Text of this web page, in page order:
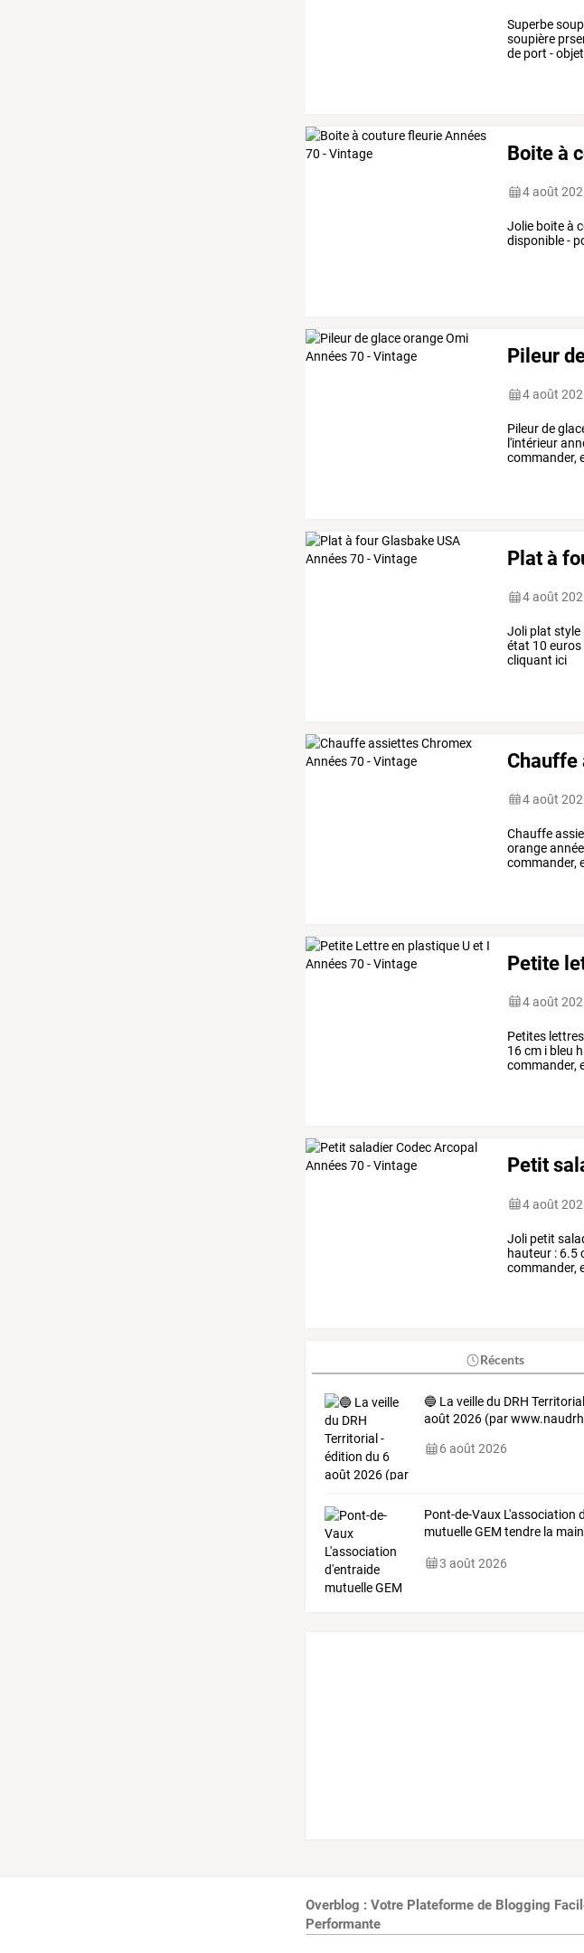
Superbe
soupière
de port -
Boite à
4 août
Jolie boite à
disponible -
Pileur
4 août
Pileur de
l'intérieur
commander,
Plat à
4 août
Joli plat style
état 10 euros
cliquant ici
Chauffe
4 août
Chauffe
orange
commander,
Petite
4 août
Petites
16 cm i bleu
commander,
Petit
4 août
Joli petit
hauteur : 6.5
commander,
Récents
🔵 La veille du DRH
août 2026 (par
6 août 2026
Pont-de-VauxL'association
mutuelleGEM tendrela main
3 août 2026
Overblog : Votre Plateforme de Blogging
Performante